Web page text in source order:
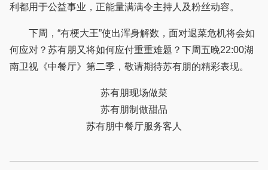
利都用于公益事业，正能量满满令主持人及粉丝动容。
下周，“有梗大王”使出浑身解数，面对退菜危机将会如
何应对？苏有朋又将如何应付重重难题？下周五晚22:00湖
南卫视《中餐厅》第二季，敬请期待苏有朋的精彩表现。
苏有朋现场做菜
苏有朋制做甜品
苏有朋中餐厅服务客人